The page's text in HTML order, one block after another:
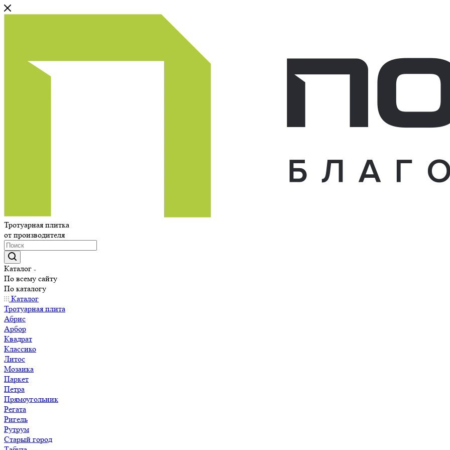
Тротуарная плитка
от производителя
Каталог
По всему сайту
По каталогу
Каталог
Тротуарная плита
Абрис
Арбор
Квадрат
Классико
Литос
Мозаика
Паркет
Петра
Прямоугольник
Регата
Ригель
Рутрум
Старый город